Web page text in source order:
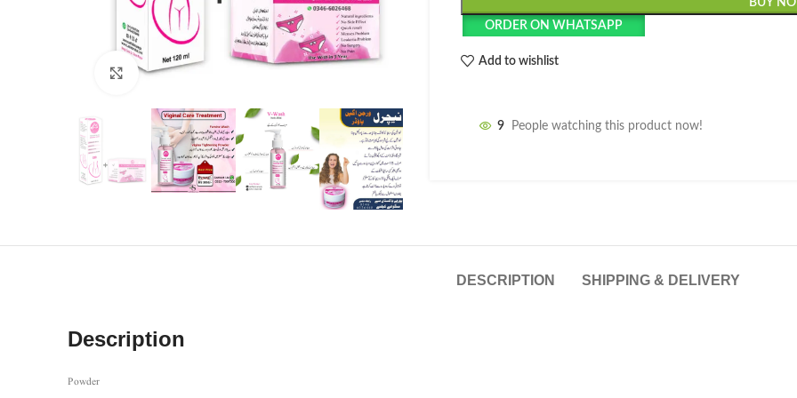
Click to enlarge
BUY
ORDER ON WHATSAPP
Add to wishlist
9 People watching this product now!
DESCRIPTION SHIPPING & DELIVERY
Description
Powder